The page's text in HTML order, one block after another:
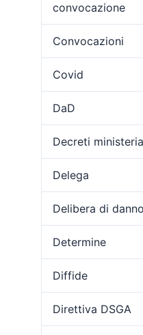
convocazione
Convocazioni
Covid
DaD
Decreti
Delega
Delibera di danno
Determine
Diffide
Direttiva DSGA